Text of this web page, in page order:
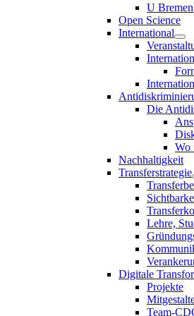
U
Open Science
International
Die
Wo
Nachhaltigkeit
Transferstrategie
Lehre,
Digitale
Projekte
Team-